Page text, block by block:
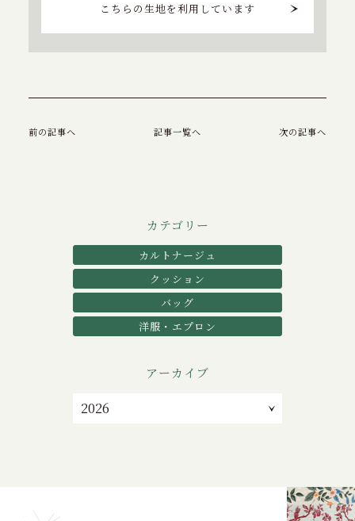
こちらの生地を利用しています
前の記事へ 記事一覧へ 次の記事へ
カテゴリー
カルトナージュ
クッション
バッグ
洋服・エプロン
アーカイブ